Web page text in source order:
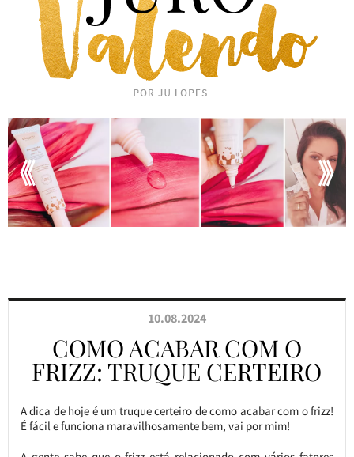
10.08.2024
COMO ACABAR COM O
FRIZZ: TRUQUE CERTEIRO
A dica de hoje é um truque certeiro de como acabar com o frizz!
É fácil e funciona maravilhosamente bem, vai por mim!